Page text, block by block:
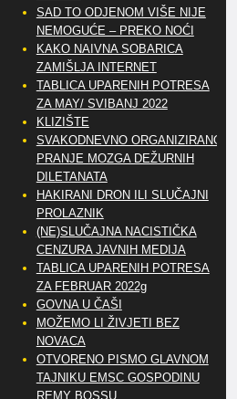
SAD TO ODJENOM VIŠE NIJE
NEMOGUĆE – PREKO NOĆI
KAKO NAIVNA SOBARICA
ZAMIŠLJA INTERNET
TABLICA UPARENIH POTRESA
ZA MAY/ SVIBANJ 2022
KLIZIŠTE
SVAKODNEVNO ORGANIZIRANO
PRANJE MOZGA DEŽURNIH
DILETANATA
HAKIRANI DRON ILI SLUČAJNI
PROLAZNIK
(NE)SLUČAJNA NACISTIČKA
CENZURA JAVNIH MEDIJA
TABLICA UPARENIH POTRESA
ZA FEBRUAR 2022g
GOVNA U ČAŠI
MOŽEMO LI ŽIVJETI BEZ
NOVACA
OTVORENO PISMO GLAVNOM
TAJNIKU EMSC GOSPODINU
REMY BOSSU